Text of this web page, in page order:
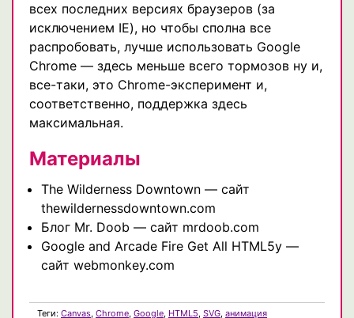
всех последних версиях браузеров (за
исключением IE), но чтобы сполна все
распробовать, лучше использовать Google
Chrome — здесь меньше всего тормозов ну и,
все-таки, это Chrome-эксперимент и,
соответственно, поддержка здесь
максимальная.
Материалы
The Wilderness Downtown — сайт
thewildernessdowntown.com
Блог Mr. Doob — сайт mrdoob.com
Google and Arcade Fire Get All HTML5y —
сайт webmonkey.com
Теги: Canvas, Chrome, Google, HTML5, SVG, анимация